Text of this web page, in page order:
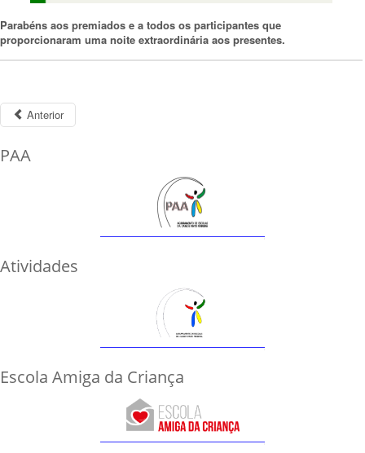
Parabéns aos premiados e a todos os participantes que
proporcionaram uma noite extraordinária aos presentes.
Anterior
PAA
Atividades
Escola Amiga da Criança